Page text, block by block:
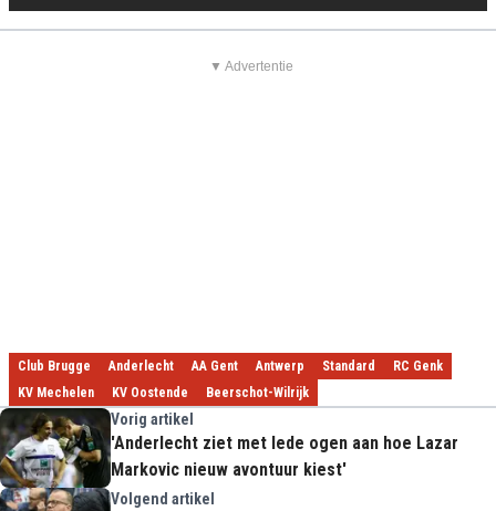
▼ Advertentie
Club Brugge Anderlecht AA Gent Antwerp Standard
RC Genk
KV Mechelen
KV Oostende Beerschot-Wilrijk
Vorig artikel
'Anderlecht ziet met lede ogen aan hoe Lazar
Markovic nieuw avontuur kiest'
Volgend artikel